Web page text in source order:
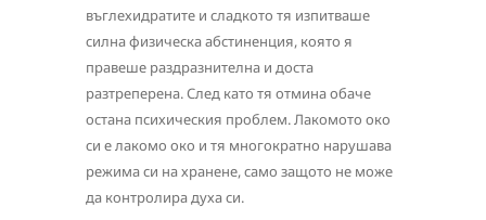
въглехидратите и сладкото тя изпитваше
силна физическа абстиненция, която я
правеше раздразнителна и доста
разтреперена. След като тя отмина обаче
остана психическия проблем. Лакомото око
си е лакомо око и тя многократно нарушава
режима си на хранене, само защото не може
да контролира духа си.